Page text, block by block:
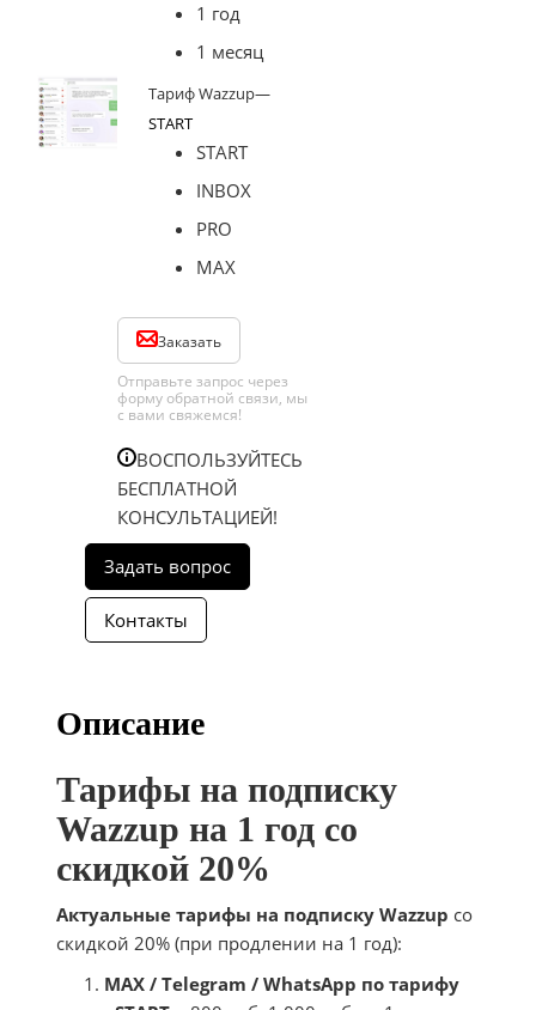
1 год
1 месяц
Тариф Wazzup—
START
START
INBOX
PRO
MAX
Заказать
Отправьте запрос через
форму обратной связи, мы
с вами свяжемся!
ВОСПОЛЬЗУЙТЕСЬ
БЕСПЛАТНОЙ
КОНСУЛЬТАЦИЕЙ!
Описание
Тарифы на подписку
Wazzup на 1 год со
скидкой 20%
Актуальные тарифы на подписку Wazzup со
скидкой 20% (при продлении на 1 год):
MAX / Telegram / WhatsApp по тарифу